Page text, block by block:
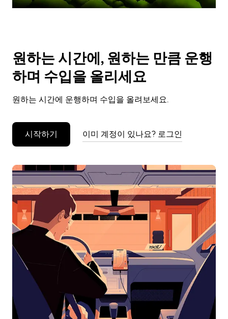
원하는 시간에, 원하는 만큼 운행
하며 수입을 올리세요
원하는 시간에 운행하며 수입을 올려보세요.
시작하기 이미 계정이 있나요? 로그인